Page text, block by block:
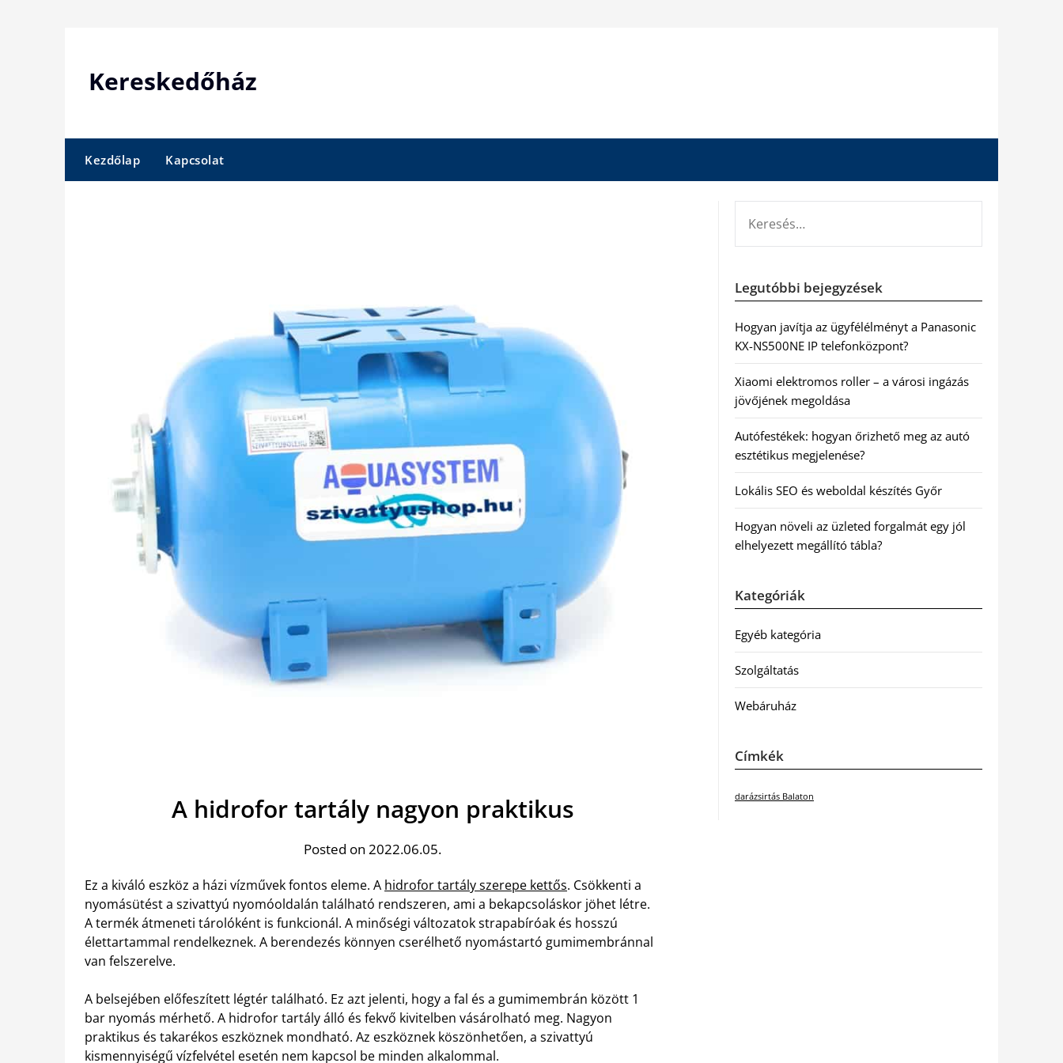
Kereskedőház
Kezdőlap Kapcsolat
A hidrofor tartály nagyon praktikus
Posted on 2022.06.05.
Ez a kiváló eszköz a házi vízművek fontos eleme. A hidrofor tartály szerepe kettős. Csökkenti a
nyomásütést a szivattyú nyomóoldalán található rendszeren, ami a bekapcsoláskor jöhet létre.
A termék átmeneti tárolóként is funkcionál. A minőségi változatok strapabíróak és hosszú
élettartammal rendelkeznek. A berendezés könnyen cserélhető nyomástartó gumimembránnal
van felszerelve.
A belsejében előfeszített légtér található. Ez azt jelenti, hogy a fal és a gumimembrán között 1
bar nyomás mérhető. A hidrofor tartály álló és fekvő kivitelben vásárolható meg. Nagyon
praktikus és takarékos eszköznek mondható. Az eszköznek köszönhetően, a szivattyú
kismennyiségű vízfelvétel esetén nem kapcsol be minden alkalommal.
Legutóbbi bejegyzések
Hogyan javítja az ügyfélélményt a Panasonic
KX-NS500NE IP telefonközpont?
Xiaomi elektromos roller – a városi ingázás
jövőjének megoldása
Autófestékek: hogyan őrizhető meg az autó
esztétikus megjelenése?
Lokális SEO és weboldal készítés Győr
Hogyan növeli az üzleted forgalmát egy jól
elhelyezett megállító tábla?
Kategóriák
Egyéb kategória
Szolgáltatás
Webáruház
Címkék
darázsirtás Balaton